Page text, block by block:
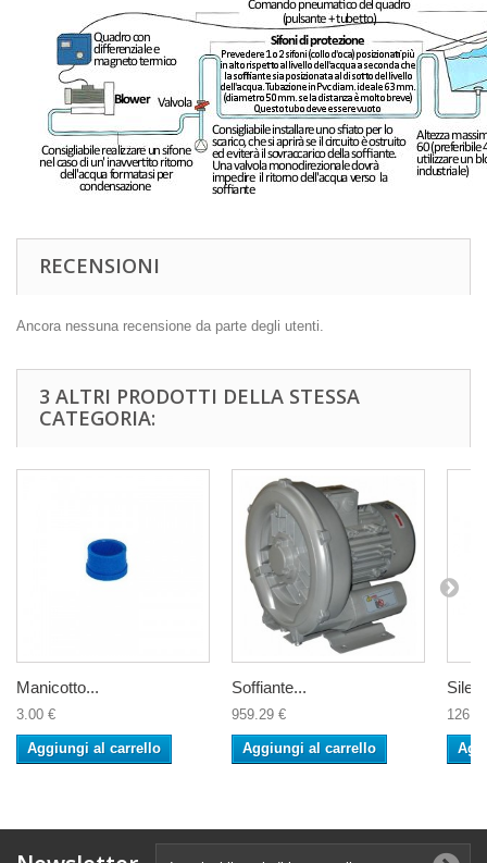
RECENSIONI
Ancora nessuna recensione da parte degli utenti.
3 ALTRI PRODOTTI DELLA STESSA
CATEGORIA:
Manicotto...
3.00 €
Aggiungi al carrello
Soffiante...
959.29 €
Aggiungi al carrello